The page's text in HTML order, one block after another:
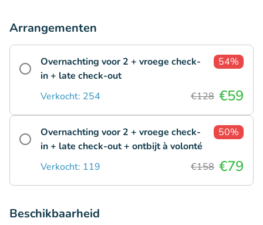
Arrangementen
Overnachting voor 2 + vroege check-
in + late check-out
54%
Verkocht: 254 €128 €59
Overnachting voor 2 + vroege check-
in + late check-out + ontbijt à volonté
50%
Verkocht: 119 €158 €79
Beschikbaarheid